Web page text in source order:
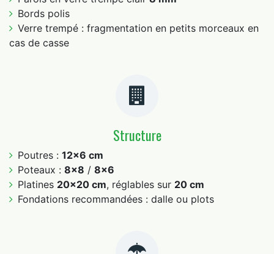
Bords polis
Verre trempé : fragmentation en petits morceaux en
cas de casse
Structure
Poutres : 12×6 cm
Poteaux : 8×8 / 8×6
Platines 20×20 cm, réglables sur 20 cm
Fondations recommandées : dalle ou plots